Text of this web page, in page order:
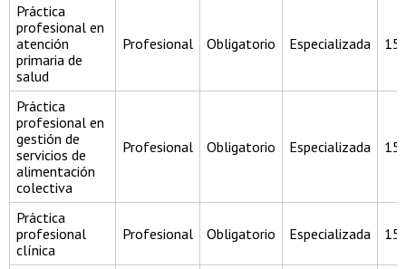
Práctica
profesional en
atención
primaria de
salud
Profesional Obligatorio Especializada 15
Práctica
profesional en
gestión de
servicios de
alimentación
colectiva
Profesional Obligatorio Especializada 15
Práctica
profesional
clínica
Profesional Obligatorio Especializada 15